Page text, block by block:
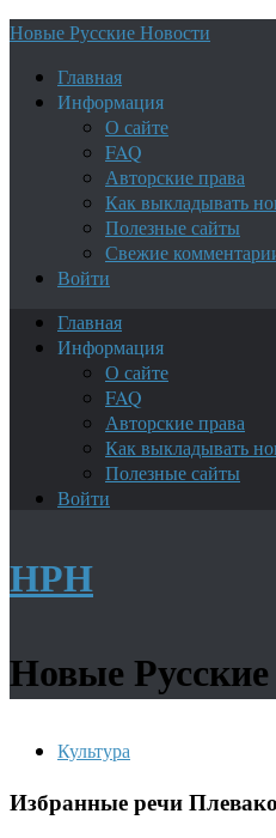
Новые Русские Новости
Главная
Информация
О сайте
FAQ
Авторские права
Как выкладывать
Полезные сайты
Свежие
Войти
Главная
Информация
О сайте
FAQ
Авторские права
Как выкладывать
Полезные сайты
Войти
НРН
Новые
Культура
Избранные речи Плевако